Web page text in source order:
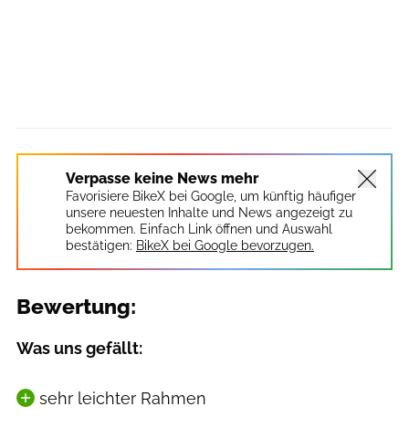
Verpasse keine News mehr
Favorisiere BikeX bei Google, um künftig häufiger
unsere neuesten Inhalte und News angezeigt zu
bekommen. Einfach Link öffnen und Auswahl
bestätigen: BikeX bei Google bevorzugen.
Bewertung:
Was uns gefällt:
sehr leichter Rahmen